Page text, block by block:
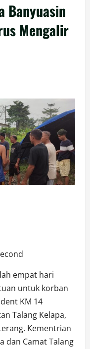
Banyuasin
Mengalir
empat hari
untuk korban
KM 14
Talang Kelapa,
Kementrian
dan Camat Talang